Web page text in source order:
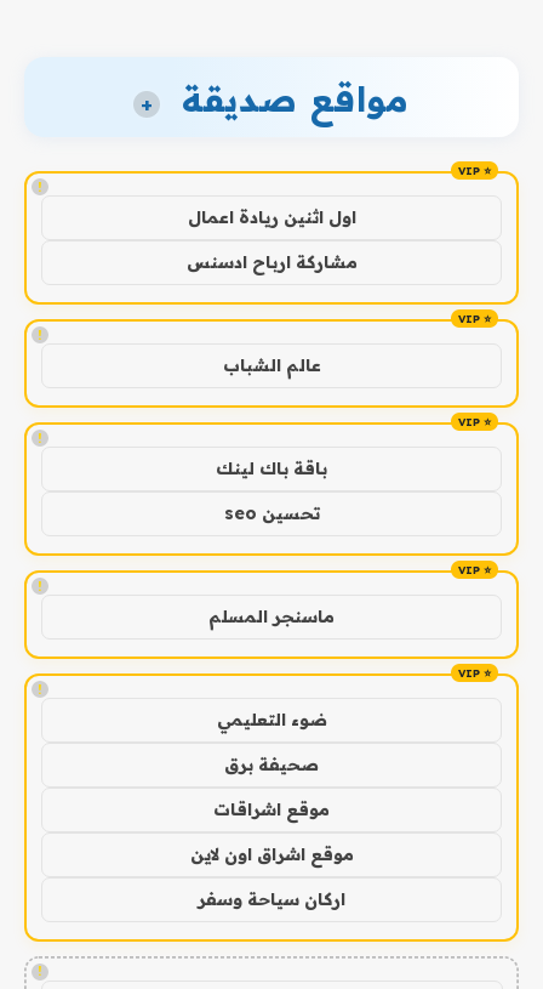
مواقع صديقة +
!
اول اثنين ريادة اعمال
مشاركة ارباح ادسنس
!
عالم الشباب
!
باقة باك لينك
تحسين seo
!
ماسنجر المسلم
!
ضوء التعليمي
صحيفة برق
موقع اشراقات
موقع اشراق اون لاين
اركان سياحة وسفر
!